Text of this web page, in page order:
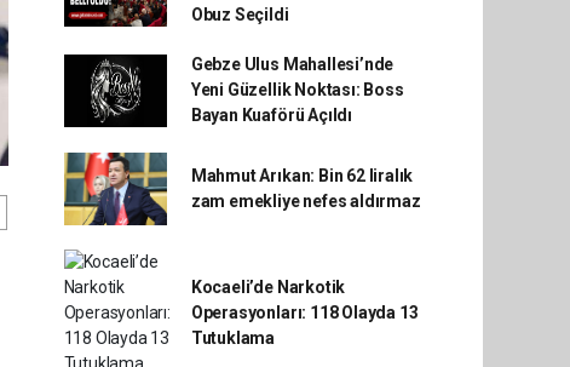
Obuz Seçildi
Gebze Ulus Mahallesi’nde
Yeni Güzellik Noktası: Boss
Bayan Kuaförü Açıldı
Mahmut Arıkan: Bin 62 liralık
zam emekliye nefes aldırmaz
Kocaeli’de Narkotik
Operasyonları: 118 Olayda 13
Tutuklama